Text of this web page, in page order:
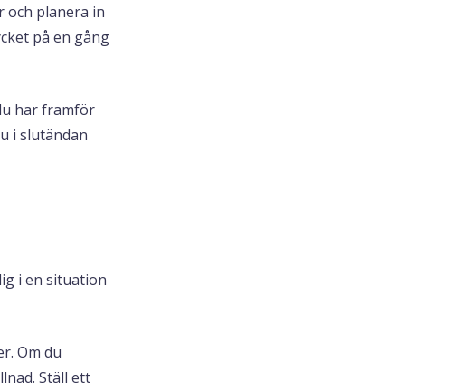
och planera in
på en gång
har framför
i slutändan
i en situation
Om du
Ställ ett